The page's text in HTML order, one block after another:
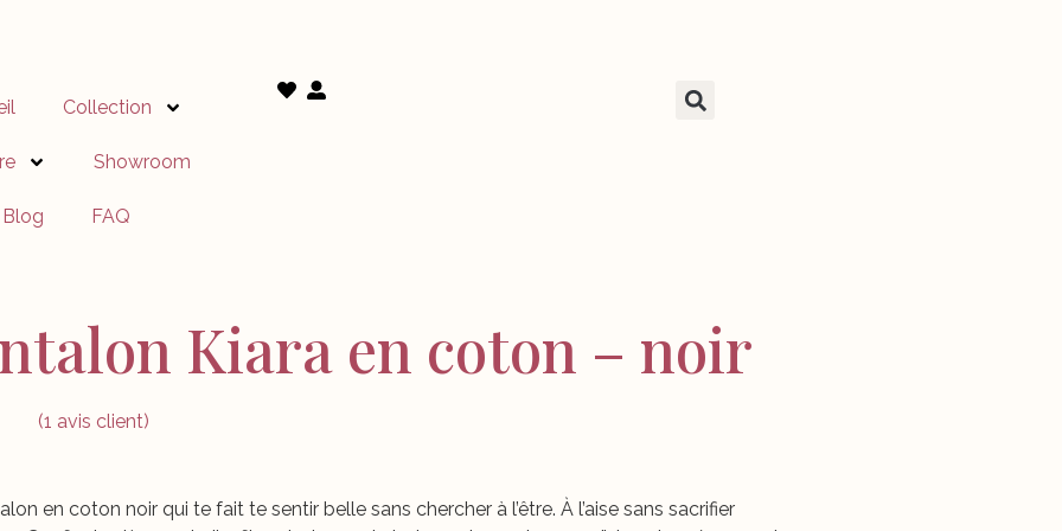
Collection
Showroom
Blog FAQ
Kiara en coton – noir
(1 avis client)
en coton noir qui te fait te sentir belle sans chercher à l’être. À l’aise sans sacrifier